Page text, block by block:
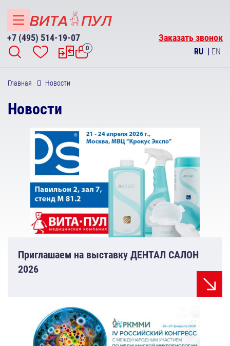
+7 (495) 514-19-07 Заказать звонок
0 RU | EN
Главная Новости
Новости
Приглашаем на выставку ДЕНТАЛ САЛОН
2026